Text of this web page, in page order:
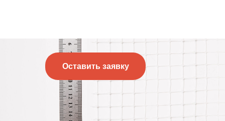
Оставить заявку